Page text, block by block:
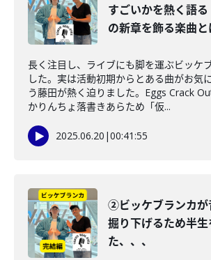
すごいかを熱く語
の新章を飾る楽曲と
長く注目し、ライブにも脚を運ぶビッケ
した。実は活動初期からとある曲がお気
う藤田が熱く迫りました。Eggs Crack
かりんちょ落書きあらため「仮...
2025.06.20 |00:41:55
②ビッケブランカが
掘り下げるため半
た、、、